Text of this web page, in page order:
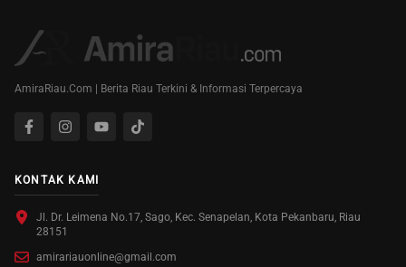
AmiraRiau.Com | Berita Riau Terkini & Informasi Terpercaya
KONTAK KAMI
Jl. Dr. Leimena No.17, Sago, Kec. Senapelan, Kota Pekanbaru, Riau
28151
amirariauonline@gmail.com